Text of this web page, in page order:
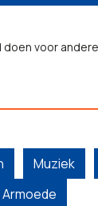
voor
Muziek
Armoede